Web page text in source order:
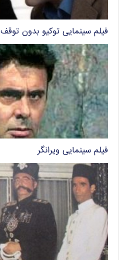
فیلم سینمایی توکیو بدون توقف
فیلم سینمایی ویرانگر